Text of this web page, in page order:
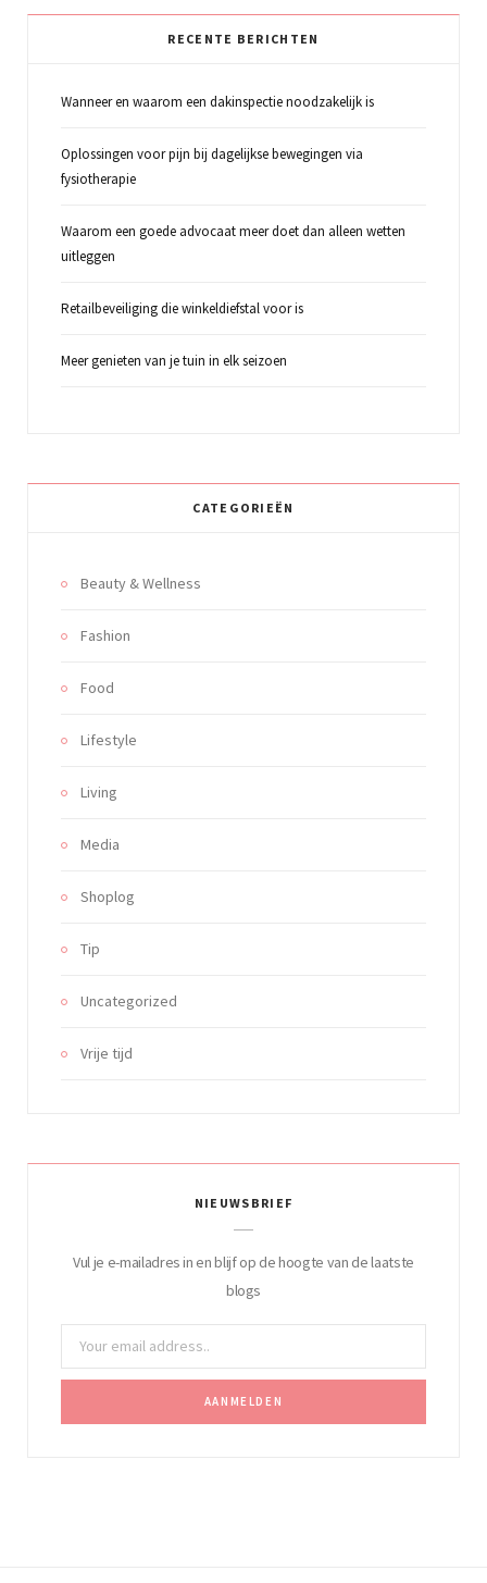
RECENTE BERICHTEN
Wanneer en waarom een dakinspectie noodzakelijk is
Oplossingen voor pijn bij dagelijkse bewegingen via
fysiotherapie
Waarom een goede advocaat meer doet dan alleen wetten
uitleggen
Retailbeveiliging die winkeldiefstal voor is
Meer genieten van je tuin in elk seizoen
CATEGORIEËN
Beauty & Wellness
Fashion
Food
Lifestyle
Living
Media
Shoplog
Tip
Uncategorized
Vrije tijd
NIEUWSBRIEF
Vul je e-mailadres in en blijf op de hoogte van de laatste
blogs